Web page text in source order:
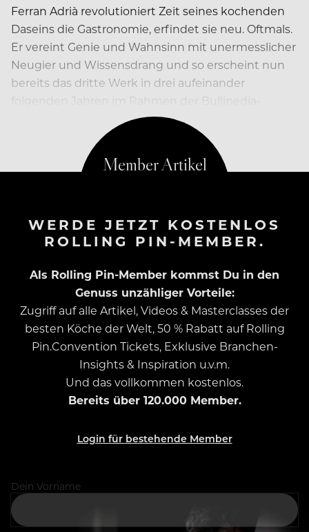
Ferran Adrià revolutioniert Zeit seines kochenden
Daseins die Gastronomie, erfindet sie neu. Oftmals.
Er vereint Genie und Wahnsinn mit unermesslicher
Neugier und Wissensdrang und so erscheint nun
bereits das dritte Werk in drei aufeinander
folgenden Jahren im Rahmen der Bullipedia-
Sammlung seiner elBullifoundation.
WERDE JETZT KOSTENLOS
ROLLING PIN-MEMBER.
Als Rolling Pin-Member kommst Du in den
Genuss unzähliger Vorteile:
Zugriff auf alle Artikel, Videos & Masterclasses der
besten Köche der Welt, 50 % Rabatt auf Rolling
Pin.Convention Tickets, Exklusive Branchen-
Insights & Inspiration u.v.m.
Und das vollkommen kostenlos.
Bereits über 120.000 Member.
Login für bestehende Member
Dein Vorname